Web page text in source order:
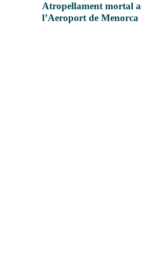
Atropellament mortal a
l’Aeroport de Menorca